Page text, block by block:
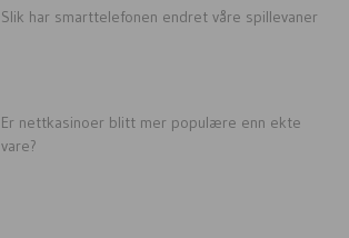
Slik har smarttelefonen endret våre spillevaner
Er nettkasinoer blitt mer populære enn ekte
vare?